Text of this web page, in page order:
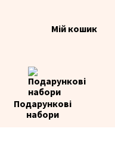
Мій кошик
Подарункові
набори